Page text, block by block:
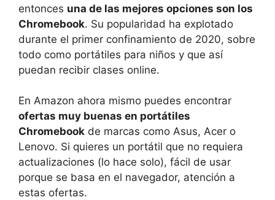
entonces una de las mejores opciones son los
Chromebook. Su popularidad ha explotado
durante el primer confinamiento de 2020, sobre
todo como portátiles para niños y que así
puedan recibir clases online.
En Amazon ahora mismo puedes encontrar
ofertas muy buenas en portátiles
Chromebook de marcas como Asus, Acer o
Lenovo. Si quieres un portátil que no requiera
actualizaciones (lo hace solo), fácil de usar
porque se basa en el navegador, atención a
estas ofertas.